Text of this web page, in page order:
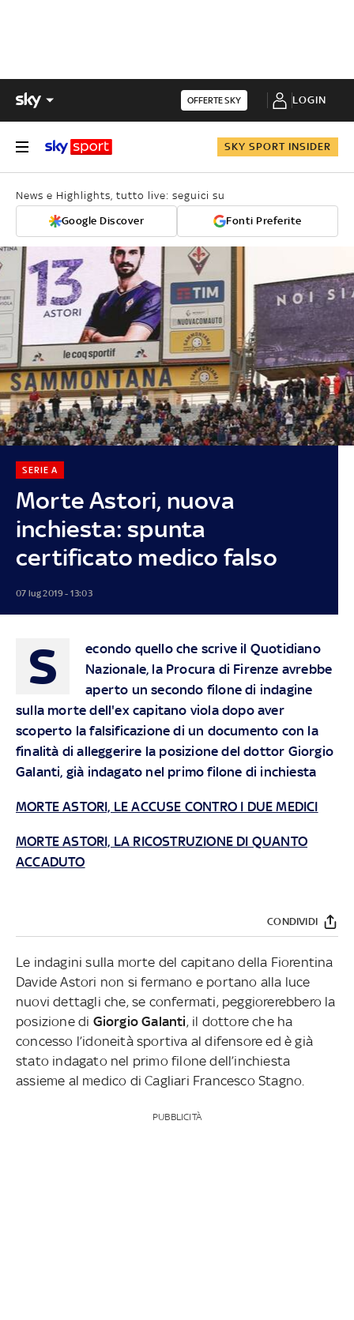
OFFERTE SKY LOGIN
SKY SPORT INSIDER
News e Highlights, tutto live: seguici su
Google Discover Fonti Preferite
Morte Astori, nuova
inchiesta: spunta
certificato medico falso
SERIE A
07 lug 2019 - 13:03
S
econdo quello che scrive il Quotidiano
Nazionale, la Procura di Firenze avrebbe
aperto un secondo filone di indagine
sulla morte dell'ex capitano viola dopo aver
scoperto la falsificazione di un documento con la
finalità di alleggerire la posizione del dottor Giorgio
Galanti, già indagato nel primo filone di inchiesta
MORTE ASTORI, LE ACCUSE CONTRO I DUE MEDICI
MORTE ASTORI, LA RICOSTRUZIONE DI QUANTO
ACCADUTO
CONDIVIDI
Le indagini sulla morte del capitano della Fiorentina
Davide Astori non si fermano e portano alla luce
nuovi dettagli che, se confermati, peggiorerebbero la
posizione di Giorgio Galanti, il dottore che ha
concesso l’idoneità sportiva al difensore ed è già
stato indagato nel primo filone dell’inchiesta
assieme al medico di Cagliari Francesco Stagno.
PUBBLICITÀ